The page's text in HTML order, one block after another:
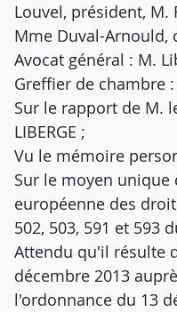
Louvel, président, M.
Mme Duval-Arnould,
Avocat général : M.
Greffier de chambre
Sur le rapport de M.
LIBERGE ;
Vu le mémoire
Sur le moyen unique
européenne des
502, 503, 591 et 593
Attendu qu'il résulte
décembre 2013
l'ordonnance du 13